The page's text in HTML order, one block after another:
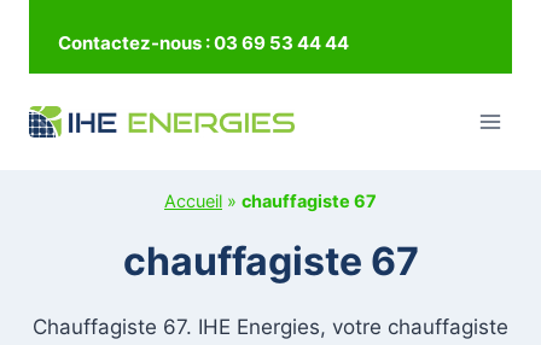
contenu
Contactez-nous : 03 69 53 44 44
Accueil » chauffagiste 67
chauffagiste 67
Chauffagiste 67. IHE Energies, votre chauffagiste